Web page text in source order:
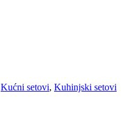
Kućni setovi, Kuhinjski setovi